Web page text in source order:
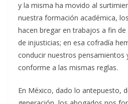
y la misma ha movido al
nuestra formación académica,
hacen bregar en trabajos a fin
de injusticias; en esa cofradía
conducir nuestros pensamientos
conforme a las mismas reglas.
En México, dado lo antepuesto,